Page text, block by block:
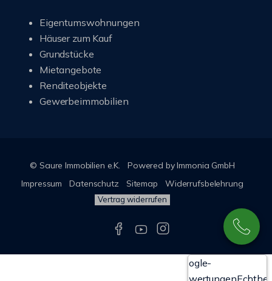
Eigentumswohnungen
Häuser zum Kauf
Grundstücke
Mietangebote
Renditeobjekte
Gewerbeimmobilien
© Saure Immobilien e.K.
Powered by Immonia GmbH
Impressum
Datenschutz Sitemap Widerrufsbelehrung
Vertrag widerrufen
Google-
Bewertungen